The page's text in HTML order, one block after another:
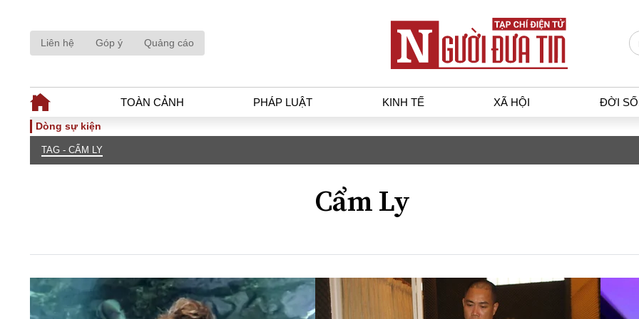
Liên hệ Góp ý Quảng cáo
TOÀN CẢNH PHÁP LUẬT KINH TẾ XÃ HỘI ĐỜI
TOÀN CẢNH
Thế giới
Góc nhìn luật gia
An ninh - Hình sự
Xu hướng thị trường
Tiêu dùng và dư luận
Công nghệ
Giao
Dòng sự kiện
TAG - CẨM LY
Cẩm Ly